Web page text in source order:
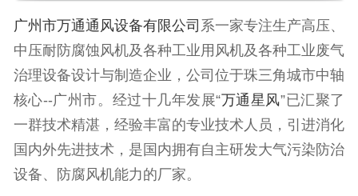
广州市万通通风设备有限公司 系一家专注生产高压、
中压耐防腐蚀风机及各种工业用风机及各种工业废气
治理设备设计与制造企业，公司位于珠三角城市中轴
核心--广州市。经过十几年发展“万通星风”已汇聚了
一群技术精湛，经验丰富的专业技术人员，引进消化
国内外先进技术，是国内拥有自主研发大气污染防治
设备、防腐风机能力的厂家。